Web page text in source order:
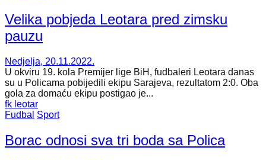
Velika pobjeda Leotara pred zimsku
pauzu
Nedjelja, 20.11.2022.
U okviru 19. kola Premijer lige BiH, fudbaleri Leotara danas
su u Policama pobijedili ekipu Sarajeva, rezultatom 2:0. Oba
gola za domaću ekipu postigao je...
fk leotar
Fudbal Sport
Borac odnosi sva tri boda sa Polica